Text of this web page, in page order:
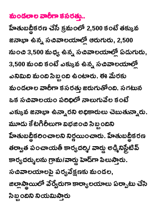
మండలాల వారీగా కసరత్తు..
హేతుబద్ధీకరణ చేసే క్రమంలో 2,500 కంటే తక్కువ
జనాభా ఉన్న సచివాలయాల్లో ఆరుగురు, 2,500
నుంచి 3,500 మధ్య ఉన్న సచివాలయాల్లో ఏడుగురు,
3,500 మంది కంటే ఎక్కువ ఉన్న సచివాలయాల్లో
ఎనిమిది మంది సిబ్బంది ఉంటారు. ఈ మేరకు
మండలాల వారీగా కసరత్తు జరుగుతోంది. సగటున
ఒక సచివాలయం పరిధిలో నాలుగువేల కంటే
ఎక్కువ జనాభా ఉన్నారని అధికారులు చెబుతున్నారు.
మూడు కేటగిరీలుగా విభజించి సిబ్బందిని
హేతుబద్ధీకరించాలని నిర్ణయించారు. హేతుబద్ధీకరణ
తర్వాత పంచాయతీ కార్యదర్శి/ వార్డు అడ్మినిస్ట్రేటివ్‌
కార్యదర్శులను గ్రామ/వార్డు హెడ్‌గా పిలుస్తారు.
సచివాలయాలపై పర్యవేక్షణకు మండల,
జిల్లాస్థాయిలో వేర్వేరుగా కార్యాలయాలు ఏర్పాటు చేసి
సిబ్బందిని నియమిస్తారు